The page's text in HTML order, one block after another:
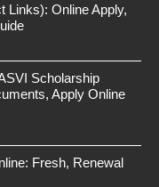
Links): Online Apply,
Scholarship
Apply Online
Fresh, Renewal